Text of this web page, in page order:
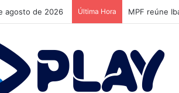
agosto de 2026 Última Hora MPF reúne